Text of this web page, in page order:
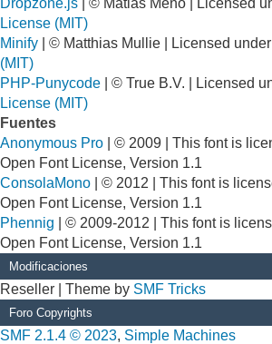
Dropzone.js | © Matias Meno | Licensed
License (MIT)
Minify | © Matthias Mullie | Licensed under
(MIT)
PHP-Punycode | © True B.V. | Licensed
License (MIT)
Fuentes
Anonymous Pro | © 2009 | This font is
Open Font License, Version 1.1
ConsolaMono | © 2012 | This font is
Open Font License, Version 1.1
Phennig | © 2009-2012 | This font is
Open Font License, Version 1.1
Modificaciones
Reseller | Theme by SMF Tricks
Foro Copyrights
SMF 2.1.4 © 2023, Simple Machines